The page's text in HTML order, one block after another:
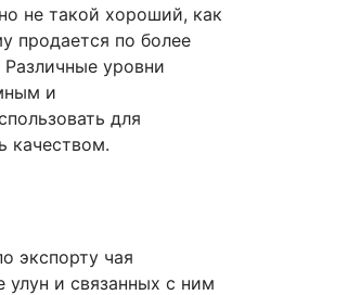
не такой хороший, как
продается по более
уровни
и
для
качеством.
экспорту чая
улун и связанных с ним